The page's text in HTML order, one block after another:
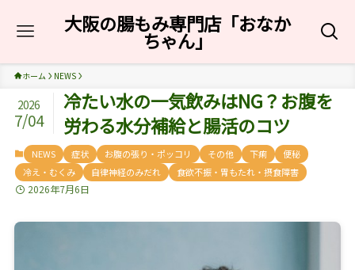
大阪の腸もみ専門店「おなか
ちゃん」
ホーム NEWS
冷たい水の一気飲みはNG？お腹を
労わる水分補給と腸活のコツ
2026
7/04
NEWS 症状 お腹の張り・ポッコリ その他 下痢
便秘
冷え・むくみ
自律神経のみだれ 食欲不振・胃もたれ・摂食障害
2026年7月6日